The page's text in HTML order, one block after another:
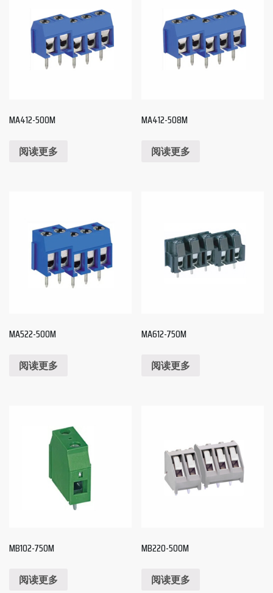
MA412-500M
阅读更多
MA412-508M
阅读更多
MA522-500M
阅读更多
MA612-750M
阅读更多
MB102-750M
阅读更多
MB220-500M
阅读更多